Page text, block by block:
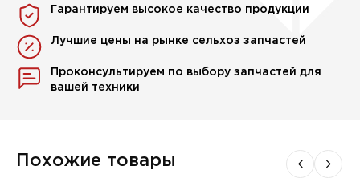
Гарантируем высокое качество продукции
Лучшие цены на рынке сельхоз запчастей
Проконсультируем по выбору запчастей для
вашей техники
Похожие товары